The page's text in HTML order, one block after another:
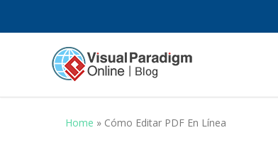
Home » Cómo Editar PDF En Línea